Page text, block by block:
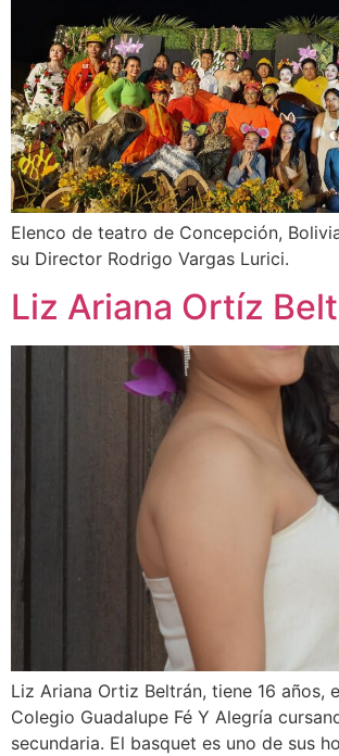
Elenco de teatro de Concepción,
su Director Rodrigo Vargas Lurici.
Liz Ariana Ortíz
Liz Ariana Ortiz Beltrán, tiene 16 años,
Colegio Guadalupe Fé Y Alegría
secundaria. El basquet es uno de sus